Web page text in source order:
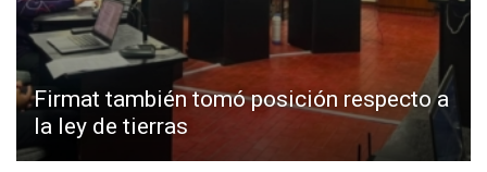
Firmat también tomó posición respecto a
la ley de tierras